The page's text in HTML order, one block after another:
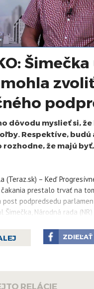
mohla
dôvodu myslieť si, že
Respektíve, budú
rozhodne, že majú
(Teraz.sk) – Keď
prestalo trvať na
podpredsedu
Šimečka, Národná rada (NR)
váhanie PS iba stratou
Juraj Hrabko.
RELÁCIE